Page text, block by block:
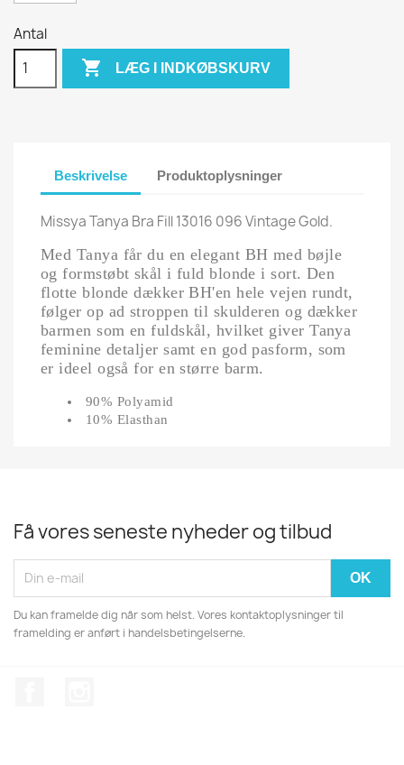
Antal
 LÆG I INDKØBSKURV
Beskrivelse Produktoplysninger
Missya Tanya Bra Fill 13016 096 Vintage Gold.
Med Tanya får du en elegant BH med bøjle
og formstøbt skål i fuld blonde i sort. Den
flotte blonde dækker BH'en hele vejen rundt,
følger op ad stroppen til skulderen og dækker
barmen som en fuldskål, hvilket giver Tanya
feminine detaljer samt en god pasform, som
er ideel også for en større barm.
90% Polyamid
10% Elasthan
Få vores seneste nyheder og tilbud
Du kan framelde dig når som helst. Vores kontaktoplysninger til
framelding er anført i handelsbetingelserne.